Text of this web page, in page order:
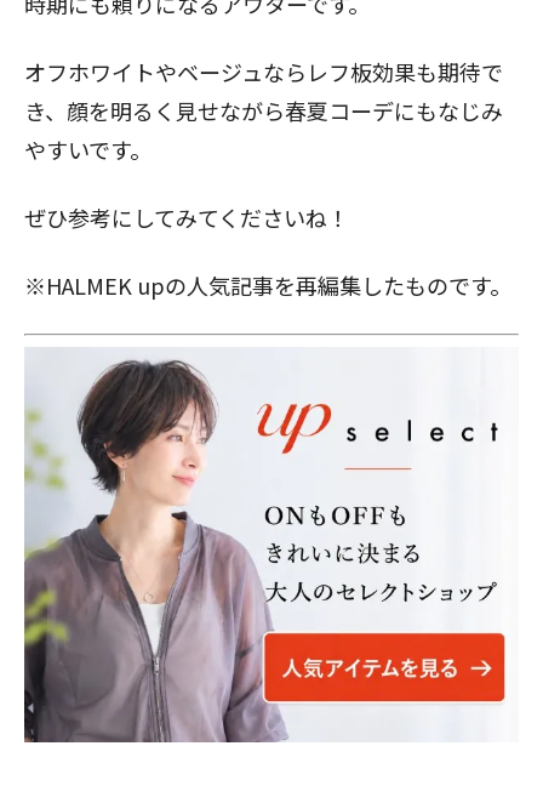
オフホワイトやベージュならレフ板効果も期待で
き、顔を明るく見せながら春夏コーデにもなじみ
やすいです。
ぜひ参考にしてみてくださいね！
※HALMEK upの人気記事を再編集したものです。